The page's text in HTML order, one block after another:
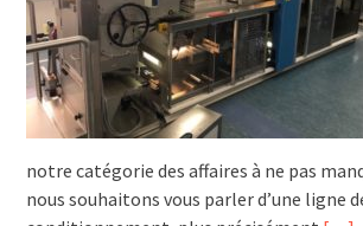
notre catégorie des affaires à ne pas
nous souhaitons vous parler d’une ligne